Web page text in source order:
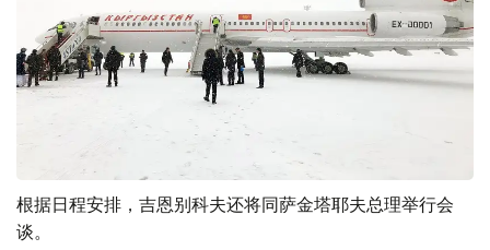
根据日程安排，吉恩别科夫还将同萨金塔耶夫总理举行会
谈。